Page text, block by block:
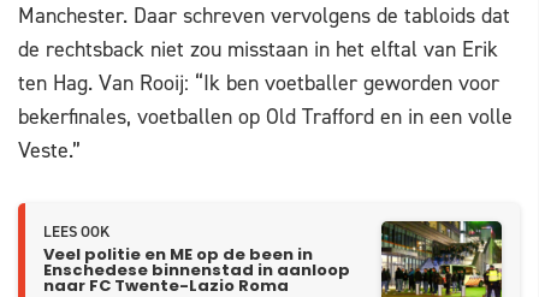
Manchester. Daar schreven vervolgens de tabloids dat
de rechtsback niet zou misstaan in het elftal van Erik
ten Hag. Van Rooij: “Ik ben voetballer geworden voor
bekerfinales, voetballen op Old Trafford en in een volle
Veste.”
LEES OOK
Veel politie en ME op de been in
Enschedese binnenstad in aanloop
naar FC Twente-Lazio Roma